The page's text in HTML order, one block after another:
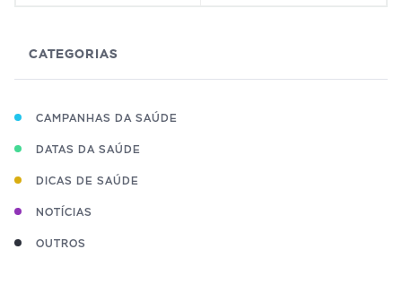
CATEGORIAS
CAMPANHAS DA SAÚDE
DATAS DA SAÚDE
DICAS DE SAÚDE
NOTÍCIAS
OUTROS